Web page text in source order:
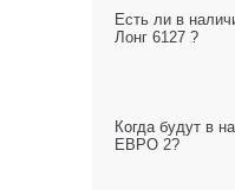
Есть ли в
Лонг 6127 ?
Когда будут в
ЕВРО 2?